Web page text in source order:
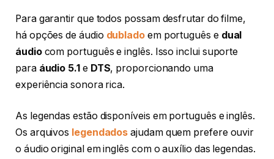
Para garantir que todos possam desfrutar do filme,
há opções de áudio dubladoem português e dual
áudiocom português e inglês. Isso inclui suporte
para áudio 5.1e DTS, proporcionando uma
experiência sonora rica.
As legendas estão disponíveis em português e inglês.
Os arquivos legendados ajudam quem prefere ouvir
o áudio original em inglês com o auxílio das legendas.